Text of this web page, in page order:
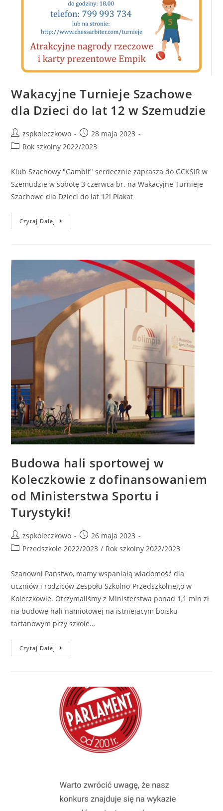
Wakacyjne Turnieje Szachowe
dla Dzieci do lat 12 w Szemudzie
zspkoleczkowo
28 maja 2023
Rok szkolny 2022/2023
Klub Szachowy "Gambit" serdecznie zaprasza do GCKSiR w
Szemudzie w sobotę 3 czerwca br. na Wakacyjne Turnieje
Szachowe dla Dzieci do lat 12! Plakat
Czytaj Dalej
Budowa hali sportowej w
Koleczkowie z dofinansowaniem
od Ministerstwa Sportu i
Turystyki!
zspkoleczkowo
26 maja 2023
Przedszkole 2022/2023 / Rok szkolny 2022/2023
Szanowni Państwo, mamy wspaniałą wiadomość dla
uczniów i rodziców Zespołu Szkolno-Przedszkolnego w
Koleczkowie. Otrzymaliśmy z Ministerstwa ponad 1,1 mln zł
na budowę hali namiotowej na istniejącym boisku
tartanowym przy szkole…
Czytaj Dalej